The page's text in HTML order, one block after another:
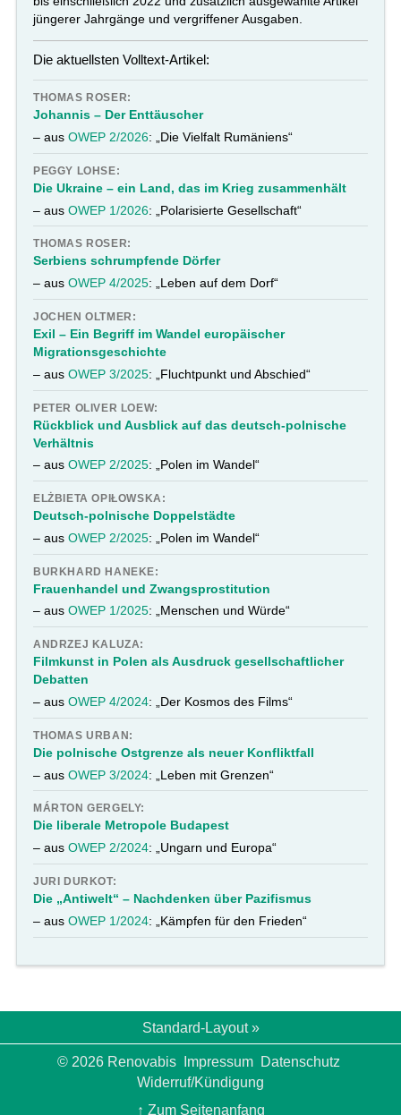
jüngerer Jahrgänge und vergriffener Ausgaben.
Die aktuellsten Volltext-Artikel:
THOMAS ROSER:
Johannis – Der Enttäuscher
– ausOWEP 2/2026: „Die Vielfalt Rumäniens“
PEGGY LOHSE:
Die Ukraine – ein Land, das im Krieg zusammenhält
– ausOWEP 1/2026: „Polarisierte Gesellschaft“
THOMAS ROSER:
Serbiens schrumpfende Dörfer
– ausOWEP 4/2025: „Leben auf dem Dorf“
JOCHEN OLTMER:
Exil – Ein Begriff im Wandel europäischer
Migrationsgeschichte
– ausOWEP 3/2025: „Fluchtpunkt und Abschied“
PETER OLIVER LOEW:
Rückblick und Ausblick auf das deutsch-polnische
Verhältnis
– ausOWEP 2/2025: „Polen im Wandel“
ELŻBIETA OPIŁOWSKA:
Deutsch-polnische Doppelstädte
– ausOWEP 2/2025: „Polen im Wandel“
BURKHARD HANEKE:
Frauenhandel und Zwangsprostitution
– ausOWEP 1/2025: „Menschen und Würde“
ANDRZEJ KALUZA:
Filmkunst in Polen als Ausdruck gesellschaftlicher
Debatten
– ausOWEP 4/2024: „Der Kosmos des Films“
THOMAS URBAN:
Die polnische Ostgrenze als neuer Konfliktfall
– ausOWEP 3/2024: „Leben mit Grenzen“
MÁRTON GERGELY:
Die liberale Metropole Budapest
– ausOWEP 2/2024: „Ungarn und Europa“
JURI DURKOT:
Die „Antiwelt“ – Nachdenken über Pazifismus
– ausOWEP 1/2024: „Kämpfen für den Frieden“
Standard-Layout »
© 2026 Renovabis Impressum Datenschutz
Widerruf/Kündigung
↑ Zum Seitenanfang